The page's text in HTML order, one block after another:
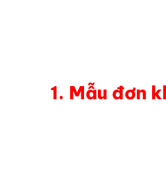
1. Mẫu đơn
…..,